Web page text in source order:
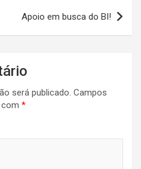
Apoio em busca do BI!
será publicado. Campos
*